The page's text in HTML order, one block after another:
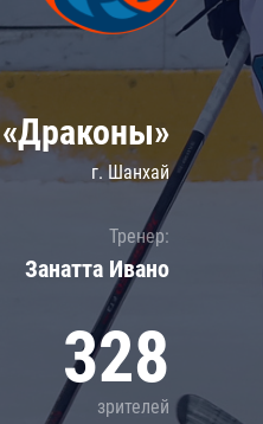
Локомотив
Шанхайские
«Драконы»
г. Шанхай
Тренер:
Занатта Иванo
328
зрителей